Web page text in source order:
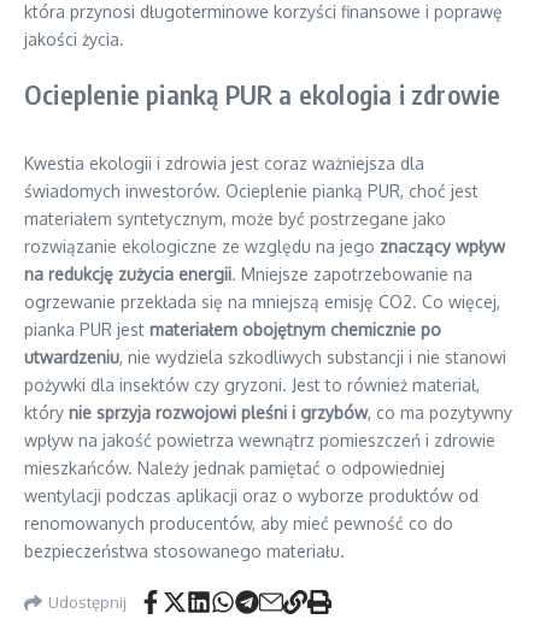
która przynosi długoterminowe korzyści finansowe i poprawę
jakości życia.
Ocieplenie pianką PUR a ekologia i zdrowie
Kwestia ekologii i zdrowia jest coraz ważniejsza dla
świadomych inwestorów. Ocieplenie pianką PUR, choć jest
materiałem syntetycznym, może być postrzegane jako
rozwiązanie ekologiczne ze względu na jego znaczący wpływ
na redukcję zużycia energii. Mniejsze zapotrzebowanie na
ogrzewanie przekłada się na mniejszą emisję CO2. Co więcej,
pianka PUR jest materiałem obojętnym chemicznie po
utwardzeniu, nie wydziela szkodliwych substancji i nie stanowi
pożywki dla insektów czy gryzoni. Jest to również materiał,
który nie sprzyja rozwojowi pleśni i grzybów, co ma pozytywny
wpływ na jakość powietrza wewnątrz pomieszczeń i zdrowie
mieszkańców. Należy jednak pamiętać o odpowiedniej
wentylacji podczas aplikacji oraz o wyborze produktów od
renomowanych producentów, aby mieć pewność co do
bezpieczeństwa stosowanego materiału.
Udostępnij